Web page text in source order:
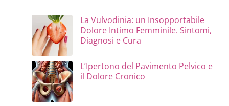
La Vulvodinia: un Insopportabile
Dolore Intimo Femminile. Sintomi,
Diagnosi e Cura
L’Ipertono del Pavimento Pelvico e
il Dolore Cronico